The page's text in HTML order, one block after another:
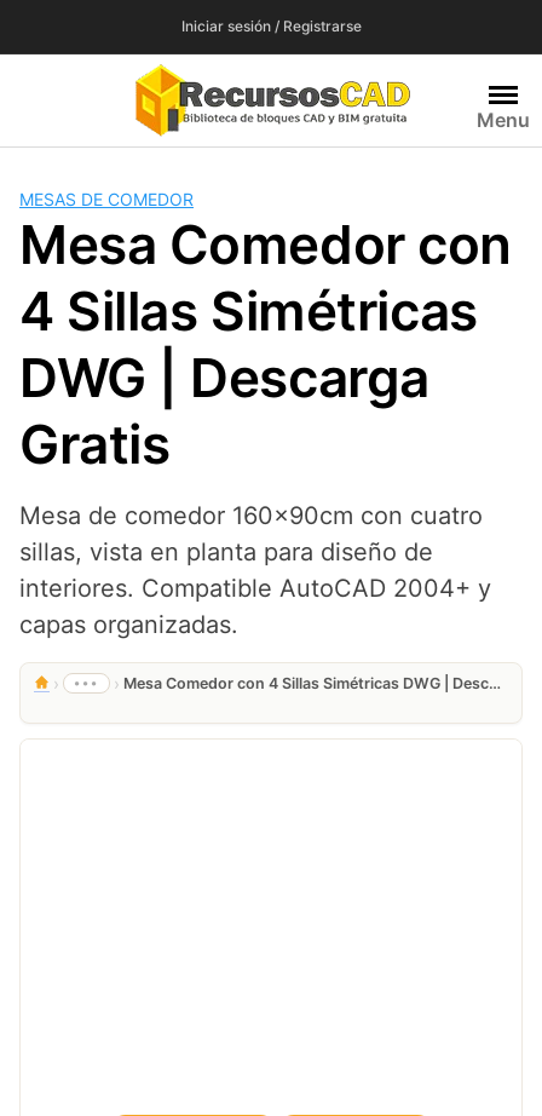
Iniciar sesión / Registrarse
Menu
MESAS DE COMEDOR
Mesa Comedor con
4 Sillas Simétricas
DWG | Descarga
Gratis
Mesa de comedor 160x90cm con cuatro
sillas, vista en planta para diseño de
interiores. Compatible AutoCAD 2004+ y
capas organizadas.
› ••• › Mesa Comedor con 4 Sillas Simétricas DWG | Descarga Gratis